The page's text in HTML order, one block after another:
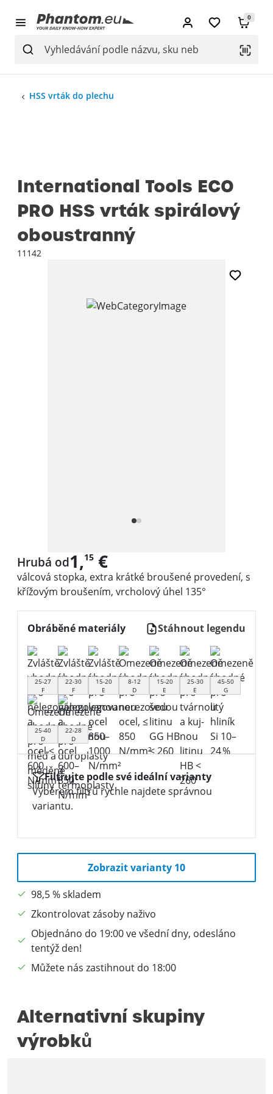
0
HSS vrták do plechu
International Tools ECO
PRO HSS vrták spirálový
oboustranný
11142
Hrubá od1,15 €
válcová stopka, extra krátké broušené provedení, s
křížovým broušením, vrcholový úhel 135°
Obráběné materiály Stáhnout legendu
25-27
F
22-30
F
15-20
E
8-12
D
15-20
E
25-30
E
45-50
G
25-40
D
22-28
D
Filtrujte podle své ideální varianty
Výběrem filtrů rychle najdete správnou
variantu.
Zobrazit varianty 10
98,5 % skladem
Zkontrolovat zásoby naživo
Objednáno do 19:00 ve všední dny, odesláno
tentýž den!
Můžete nás zastihnout do 18:00
Alternativní skupiny
výrobků